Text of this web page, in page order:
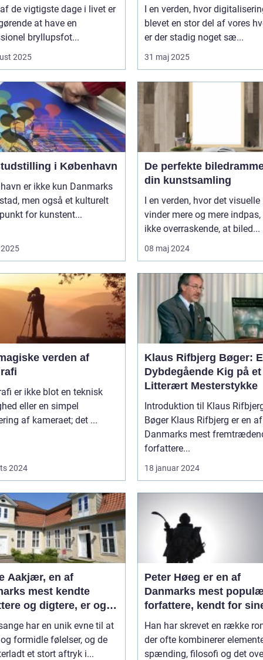
de vigtigste dage i livet er
at have en
bryllupsfot...
2025
I en verden, hvor
blevet en stor del af vores
er der stadig noget sæ...
31 maj 2025
i København
er ikke kun Danmarks
men også et kulturelt
for kunstent...
De perfekte
din kunstsamling
I en verden, hvor det
vinder mere og mere indpas,
ikke overraskende, at biled...
08 maj 2024
verden af
er ikke blot en teknisk
eller en simpel
af kameraet; det ...
2024
Klaus Rifbjerg Bøger:
Dybdegående Kig på et
Litterært Mesterstykke
Introduktion til Klaus
Bøger Klaus Rifbjerg er en af
Danmarks mest
forfattere...
18 januar 2024
Aakjær, en af
mest kendte
og digtere, er også
for sine smukke
har en unik evne til at
formidle følelser, og de
et stort aftryk i...
Peter Høeg er en af
Danmarks mest
forfattere, kendt for
spændende og
tankevækkende bøger
Han har skrevet en række
der ofte kombinerer
spænding, filosofi og det